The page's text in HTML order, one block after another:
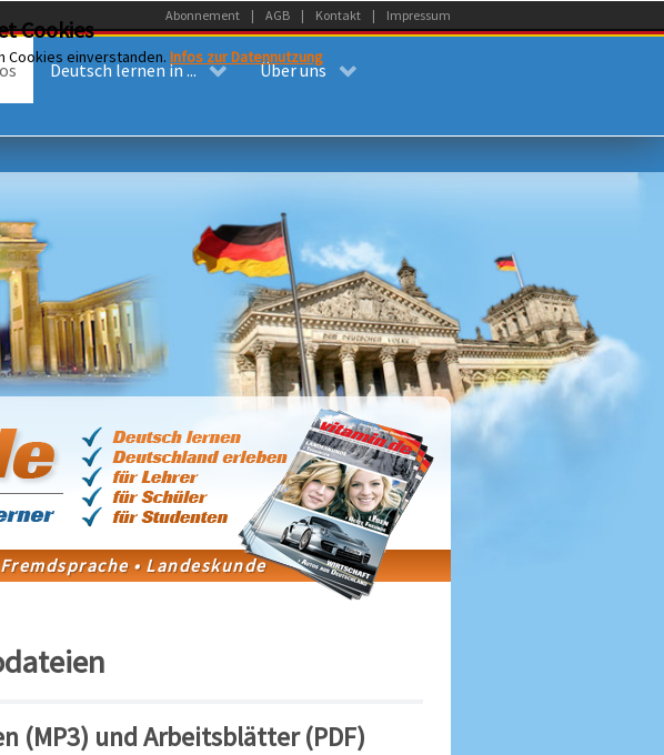
Abonnement AGB Kontakt Impressum
Deutsch lernen in ... Über uns
(MP3) und Arbeitsblätter (PDF)
Cookies
Cookies einverstanden. Infos zur Datennutzung